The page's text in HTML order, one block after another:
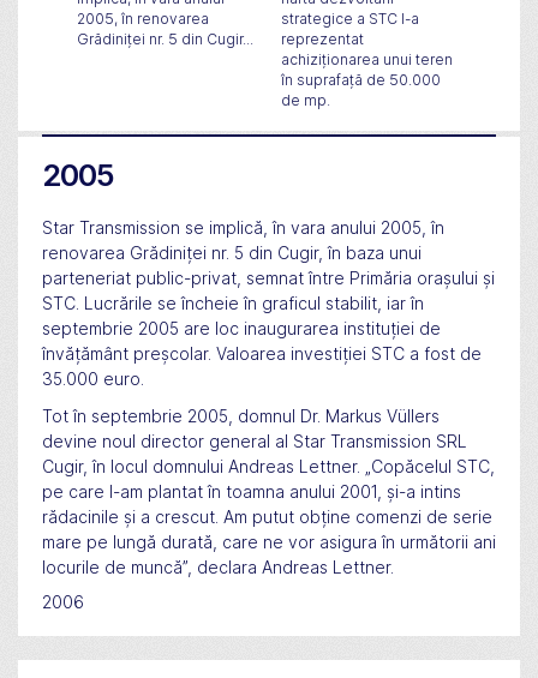
2005, în renovarea
Grădiniței nr. 5 din Cugir...
strategice a STC l-a
reprezentat
achiziționarea unui teren
în suprafață de 50.000
de mp.
2005
Star Transmission se implică, în vara anului 2005, în
renovarea Grădiniței nr. 5 din Cugir, în baza unui
parteneriat public-privat, semnat între Primăria orașului și
STC. Lucrările se încheie în graficul stabilit, iar în
septembrie 2005 are loc inaugurarea instituției de
învățământ preșcolar. Valoarea investiției STC a fost de
35.000 euro.
Tot în septembrie 2005, domnul Dr. Markus Vüllers
devine noul director general al Star Transmission SRL
Cugir, în locul domnului Andreas Lettner. „Copăcelul STC,
pe care l-am plantat în toamna anului 2001, și-a intins
rădacinile și a crescut. Am putut obține comenzi de serie
mare pe lungă durată, care ne vor asigura în următorii ani
locurile de muncă”, declara Andreas Lettner.
2006